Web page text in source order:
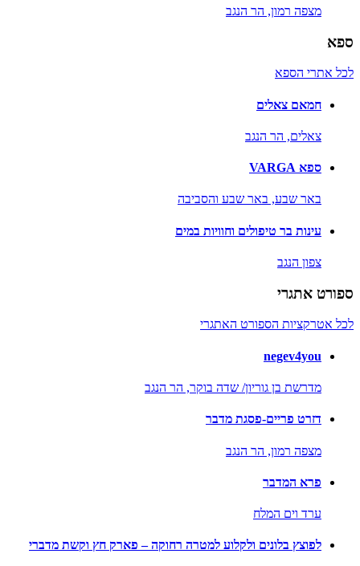
מצפה רמון, הר הנגב
ספא
לכל אתרי הספא
חמאם צאלים
צאלים, הר הנגב
ספא VARGA
באר שבע, באר שבע והסביבה
עינות בר טיפולים וחוויות במים
צפון הנגב
ספורט אתגרי
לכל אטרקציות הספורט האתגרי
negev4you
מדרשת בן גוריון/ שדה בוקר, הר הנגב
דזרט פריים-פסגת מדבר
מצפה רמון, הר הנגב
פרא המדבר
ערד וים המלח
לפוצץ בלונים ולקלוע למטרה רחוקה – פארק חץ וקשת מדברי